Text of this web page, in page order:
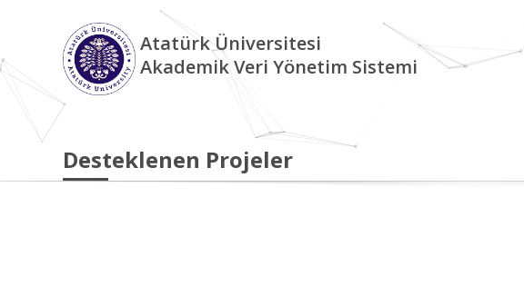
Atatürk Üniversitesi
Akademik Veri Yönetim Sistemi
Desteklenen Projeler